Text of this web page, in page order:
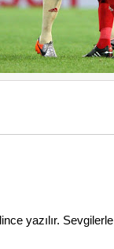
yazılır. Sevgilerle